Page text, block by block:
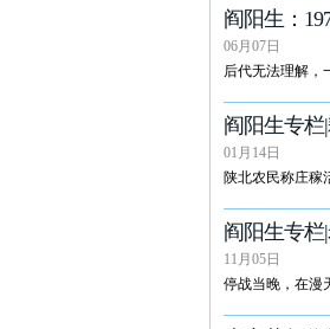
阎阳生：
06月07日
后代无法理解，
阎阳生专
01月14日
陕北农民称庄稼
阎阳生专
11月05日
停战当晚，在漫